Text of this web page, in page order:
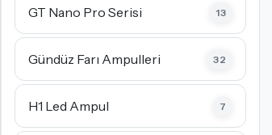
GT Nano Pro Serisi 13
Gündüz Farı Ampulleri 32
H1 Led Ampul 7
PY24W LED Ampul
PSY24W LED Ampul
PW24W LED Ampul
H21W - BAW9S LED Ampul
C5W - C10W Sofit LED Ampul